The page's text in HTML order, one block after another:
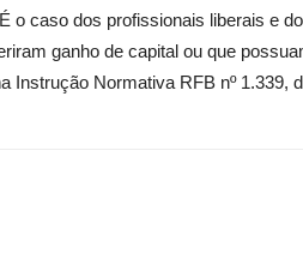
caso dos profissionais liberais e
ganho de capital ou que
Normativa RFB nº 1.339,